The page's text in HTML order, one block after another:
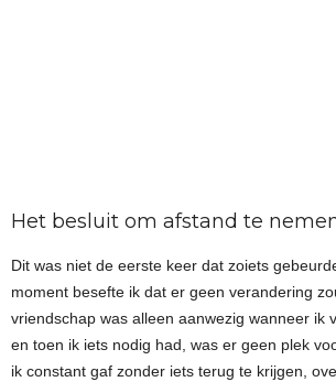
Het besluit om afstand te
Dit was niet de eerste keer dat zoiets
moment besefte ik dat er geen verandering
vriendschap was alleen aanwezig wanneer ik
en toen ik iets nodig had, was er geen plek
ik constant gaf zonder iets terug te krijgen,